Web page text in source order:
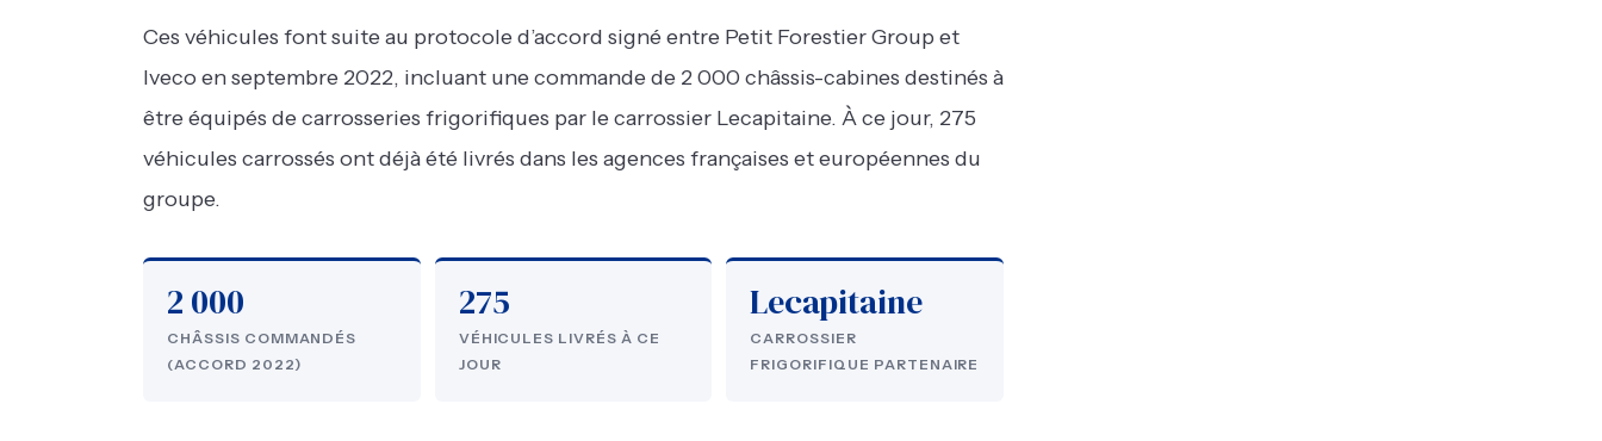
Ces véhicules font suite au protocole d’accord signé entre Petit Forestier Group et
Iveco en septembre 2022, incluant une commande de 2 000 châssis-cabines destinés à
être équipés de carrosseries frigorifiques par le carrossier Lecapitaine. À ce jour, 275
véhicules carrossés ont déjà été livrés dans les agences françaises et européennes du
groupe.
2 000
CHÂSSIS COMMANDÉS
(ACCORD 2022)
275
VÉHICULES LIVRÉS À CE
JOUR
Lecapitaine
CARROSSIER
FRIGORIFIQUE PARTENAIRE